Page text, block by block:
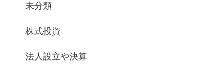
未分類
株式投資
法人設立や決算